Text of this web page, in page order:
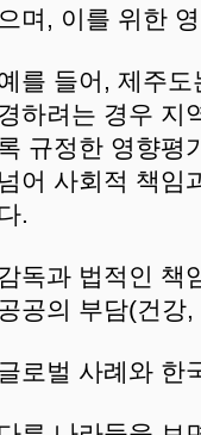
으며, 이를 위한
를 들어, 제주
하려는 경우 지
규정한 영향평
넘어 사회적 책임
.
독과 법적인 책
공의 부담(건강
로벌 사례와 한